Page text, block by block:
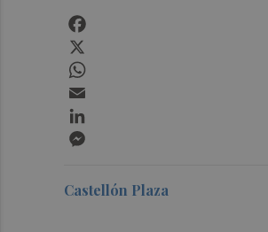
Castellón Plaza